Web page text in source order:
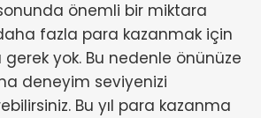
önemli bir miktara
fazla para kazanmak için
yok. Bu nedenle önünüze
deneyim seviyenizi
Bu yıl para kazanma